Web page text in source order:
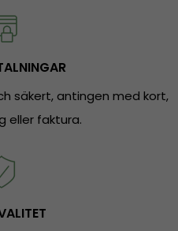
säkert, antingen med kort,
eller faktura.